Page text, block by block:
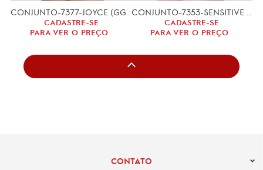
CADASTRE-SE
PARA VER O PREÇO
CADASTRE-SE
PARA VER O PREÇO
CONTATO